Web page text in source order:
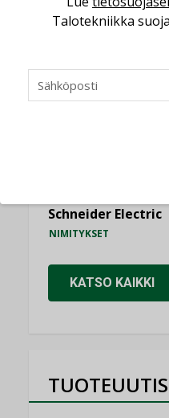
NIMITYKSET
NIMITYKSET
Schneider Electric
NIMITYKSET
KATSO KAIKKI
Talotekniikka